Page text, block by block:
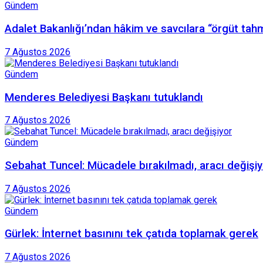
Gündem
Adalet Bakanlığı’ndan hâkim ve savcılara “örgüt
7 Ağustos 2026
Gündem
Menderes Belediyesi Başkanı tutuklandı
7 Ağustos 2026
Gündem
Sebahat Tuncel: Mücadele bırakılmadı, aracı
7 Ağustos 2026
Gündem
Gürlek: İnternet basınını tek çatıda toplamak gerek
7 Ağustos 2026